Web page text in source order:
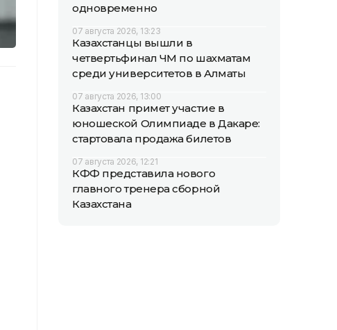
одновременно
07 августа 2026, 13:23
Казахстанцы вышли в
четвертьфинал ЧМ по шахматам
среди университетов в Алматы
07 августа 2026, 13:00
Казахстан примет участие в
юношеской Олимпиаде в Дакаре:
стартовала продажа билетов
07 августа 2026, 12:21
КФФ представила нового
главного тренера сборной
Казахстана